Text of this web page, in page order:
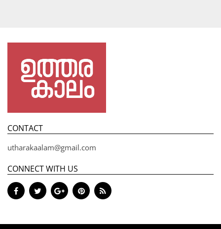
CONTACT
utharakaalam@gmail.com
CONNECT WITH US